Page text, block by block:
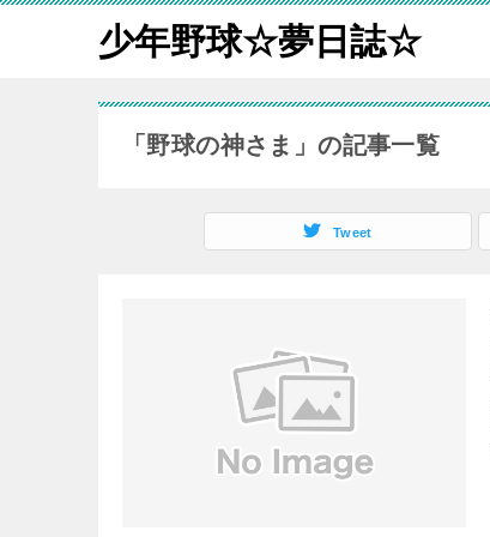
少年野球☆夢日誌☆
「野球の神さま」の記事一覧
Tweet